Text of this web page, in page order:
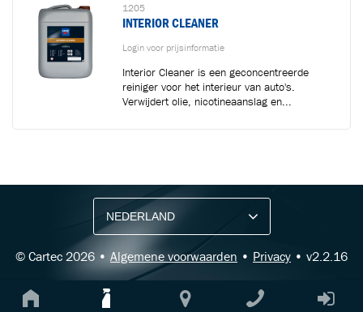
1205
INTERIOR CLEANER
Login voor prijsinformatie
Interior Cleaner is een geconcentreerde
reiniger voor het interieur van auto's.
Verwijdert olie, nicotineaanslag en...
© Cartec 2026 • Algemene voorwaarden • Privacy • v2.2.16
Ontvang vakgerelateerde tips,
aanbiedingen en productupdates van Cartec.